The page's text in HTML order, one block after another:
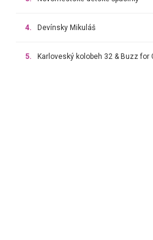
4. Devínsky Mikuláš
5. Karloveský kolobeh 32 & Buzz for